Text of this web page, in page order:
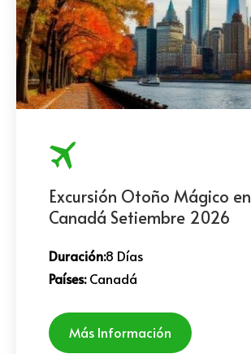
Excursión Otoño Mágico en
Canadá Setiembre 2026
Duración:8 Días
Países:Canadá
Más Información